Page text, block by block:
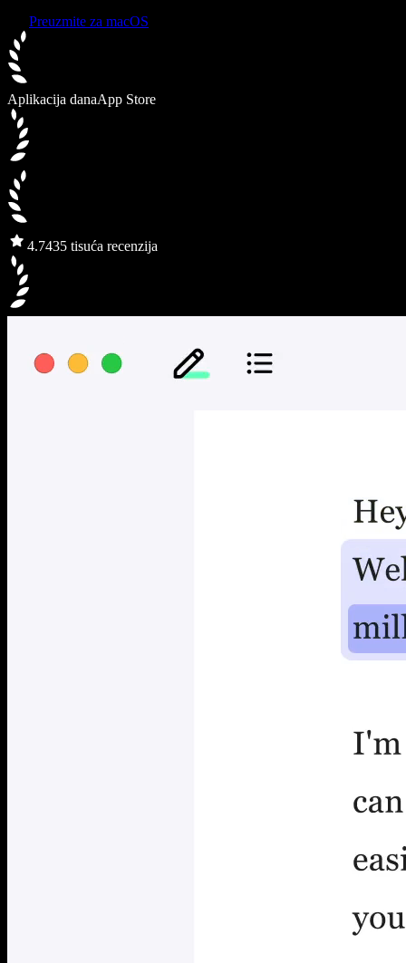
Preuzmite za macOS
Aplikacija danaApp Store
4.7435 tisuća recenzija